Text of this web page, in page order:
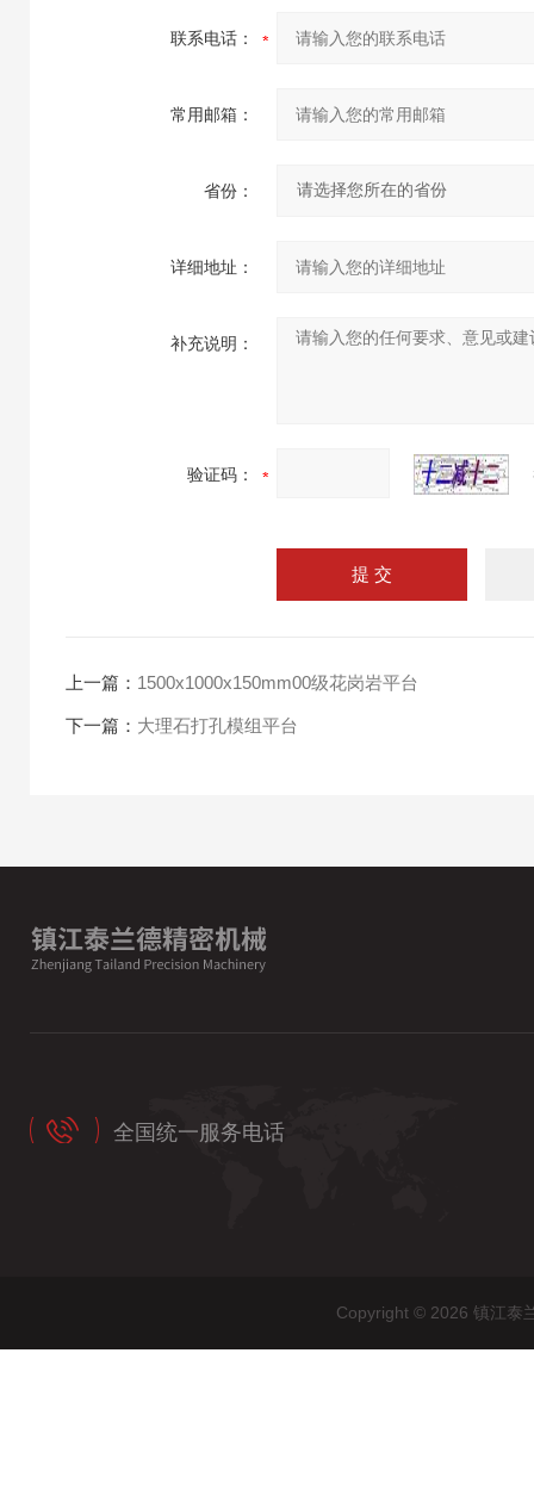
联系电话：
常用邮箱：
省份：
详细地址：
补充说明：
验证码：
上一篇： 1500x1000x150mm00级花岗岩平台
下一篇： 大理石打孔模组平台
全国统一服务电话
Copyright © 2026 镇江